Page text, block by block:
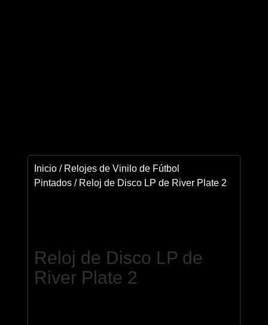
Inicio / Relojes de Vinilo de Fútbol
Pintados / Reloj de Disco LP de River Plate 2
Reloj de Disco LP de
River Plate 2